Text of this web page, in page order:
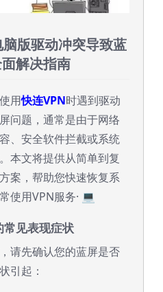
版驱动冲突导致蓝
解决指南
用快连VPN时遇到驱动
问题，通常是由于网络
、安全软件拦截或系统
本文将提供从简单到复
案，帮助您快速恢复系
使用VPN服务· 💻
常见表现症状
请先确认您的蓝屏是否
引起：